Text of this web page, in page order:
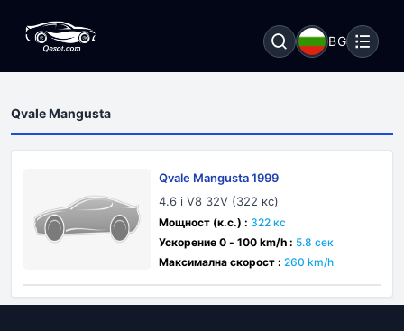
BG
Qvale Mangusta
Qvale Mangusta 1999
4.6 i V8 32V (322 кс)
Мощност (к.с.) : 322 кс
Ускорение 0 - 100 km/h : 5.8 сек
Максимална скорост : 260 km/h